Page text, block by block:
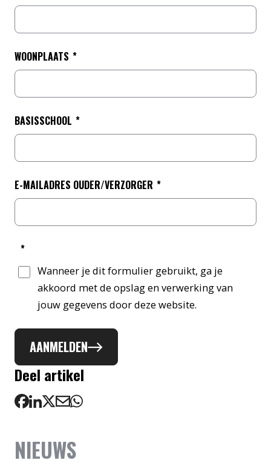
WOONPLAATS *
BASISSCHOOL *
E-MAILADRES OUDER/VERZORGER *
*
Wanneer je dit formulier gebruikt, ga je
akkoord met de opslag en verwerking van
jouw gegevens door deze website.
AANMELDEN
Deel artikel
NIEUWS